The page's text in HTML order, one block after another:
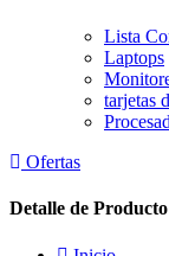
Lista
Laptops
tarjetas
Ofertas
Detalle de Producto